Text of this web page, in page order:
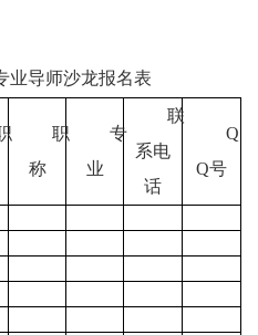
业导师沙龙报名表
职
称
专
业
联
系电
话
Q
Q号